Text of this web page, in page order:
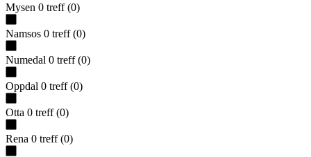
Mysen 0 treff (0)
Namsos 0 treff (0)
Numedal 0 treff (0)
Oppdal 0 treff (0)
Otta 0 treff (0)
Rena 0 treff (0)